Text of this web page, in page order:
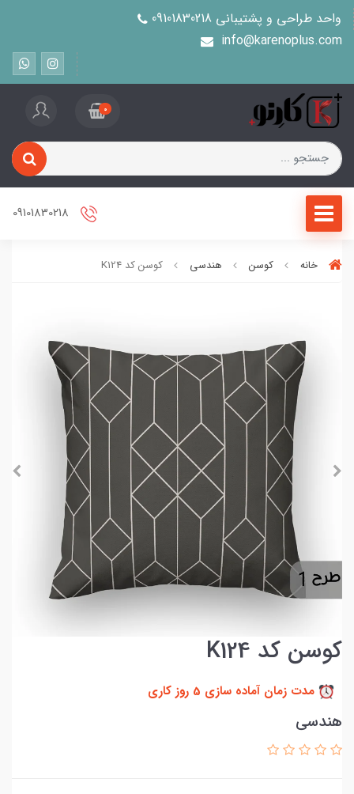
واحد طراحی و پشتیبانی 09101830218
info@karenoplus.com
0
خانه کوسن هندسی کوسن کد K124
کوسن کد K124
مدت زمان آماده سازی 5 روز کاری
هندسی